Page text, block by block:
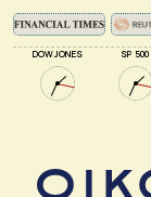
DOW JONES SP 500